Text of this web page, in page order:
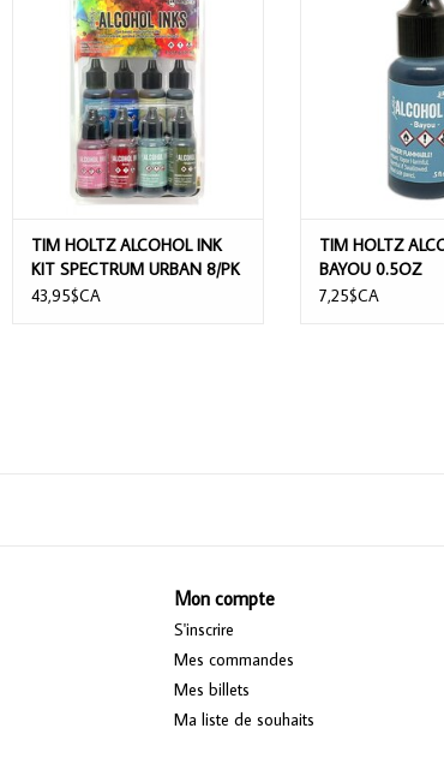
TIM HOLTZ ALCOHOL INK
KIT SPECTRUM URBAN 8/PK
43,95$CA
TIM HOLTZ
BAYOU 0.5OZ
7,25$CA
Mon compte
S'inscrire
Mes commandes
Mes billets
Ma liste de souhaits